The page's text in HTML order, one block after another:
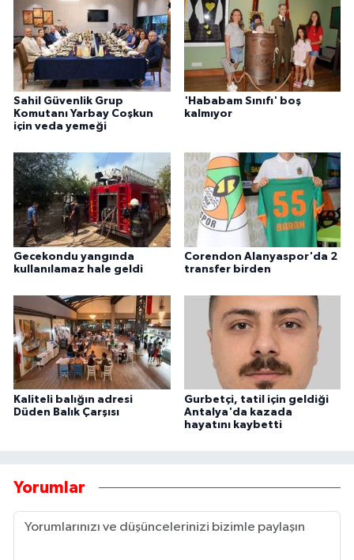
Sahil Güvenlik Grup
Komutanı Yarbay Coşkun
için veda yemeği
'Hababam Sınıfı' boş
kalmıyor
Gecekondu yangında
kullanılamaz hale geldi
Corendon Alanyaspor'da 2
transfer birden
Kaliteli balığın adresi
Düden Balık Çarşısı
Gurbetçi, tatil için geldiği
Antalya'da kazada
hayatını kaybetti
Yorumlar